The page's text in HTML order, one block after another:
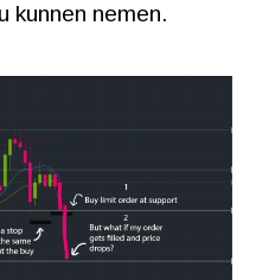
kunnen nemen.